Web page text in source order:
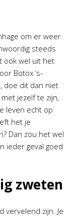
om er weer
steeds
ook wel uit het
Botox ‘s-
doe dit dan niet
jezelf te zijn,
leven echt op
het je
Dan zou het wel
ieder geval goed
zweten
vervelend zijn. Je